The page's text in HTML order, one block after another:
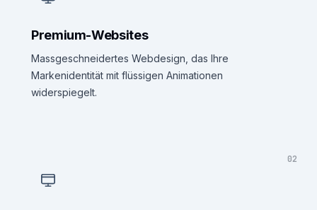
Premium-Websites
Massgeschneidertes Webdesign, das Ihre
Markenidentität mit flüssigen Animationen
widerspiegelt.
02